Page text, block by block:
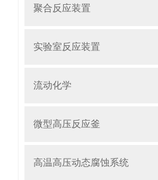
聚合反应装置
实验室反应装置
流动化学
微型高压反应釜
高温高压动态腐蚀系统